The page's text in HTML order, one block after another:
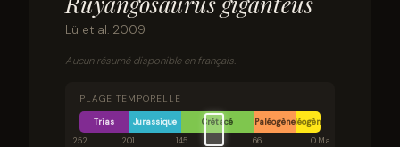
Lü et al. 2009
Aucun résumé disponible en français.
PLAGE TEMPORELLE
Trias Jurassique Crétacé PaléogèneNéogène
252
201 145 66 0 Ma